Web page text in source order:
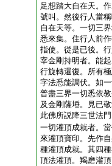
足想踏大自在天。
號叫。然後行人當
自在天等。一切三
悉來集。住行人前
指使。從是已後。
宰金剛持明者。能
行旋轉還復。所有
字法悉能調伏。如
普盡三界一切悉依
及金剛薩埵。見已
此佛所説降三世法門
一切灌頂成就者。
來灌頂寶印。先作
種灌頂成就。其四
頂法灌頂。羯磨灌